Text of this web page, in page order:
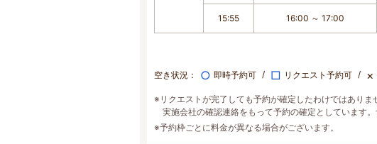
15:55 16:00 ～ 17:00
空き状況： ○ 即時予約可 □ リクエスト予約可 ×
※リクエストが完了しても予約が確定したわけではありま
実施会社の確認連絡をもって予約の確定としています。
※予約枠ごとに料金が異なる場合がございます。